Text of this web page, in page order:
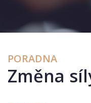
PORADNA
Změna